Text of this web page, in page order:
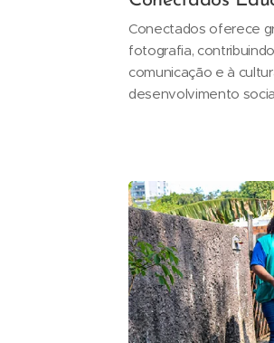
Conectados oferece
fotografia,
comunicação e à
desenvolvimento